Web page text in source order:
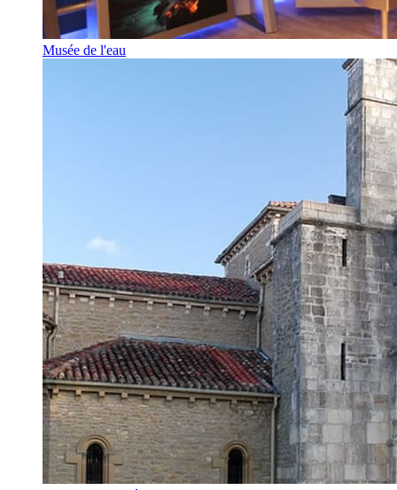
Musée de l'eau